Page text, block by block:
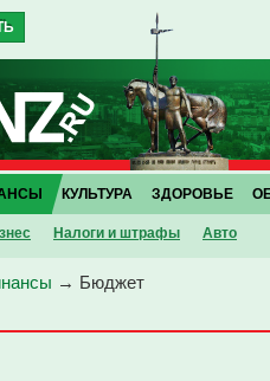
Налоги и штрафы Авто
КУЛЬТУРА ЗДОРОВЬЕ
→ Бюджет